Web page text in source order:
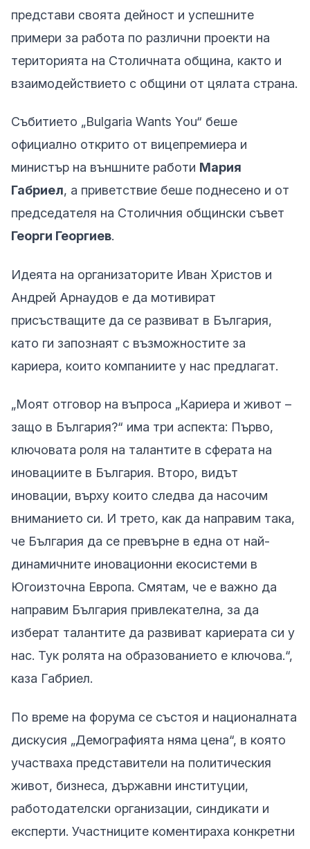
представи своята дейност и успешните
примери за работа по различни проекти на
територията на Столичната община, както и
взаимодействието с общини от цялата страна.
Събитието „Bulgaria Wants You“ беше
официално открито от вицепремиера и
министър на външните работи Мария
Габриел, а приветствие беше поднесено и от
председателя на Столичния общински съвет
Георги Георгиев.
Идеята на организаторите Иван Христов и
Андрей Арнаудов е да мотивират
присъстващите да се развиват в България,
като ги запознаят с възможностите за
кариера, които компаниите у нас предлагат.
„Моят отговор на въпроса „Кариера и живот –
защо в България?“ има три аспекта: Първо,
ключовата роля на талантите в сферата на
иновациите в България. Второ, видът
иновации, върху които следва да насочим
вниманието си. И трето, как да направим така,
че България да се превърне в една от най-
динамичните иновационни екосистеми в
Югоизточна Европа. Смятам, че е важно да
направим България привлекателна, за да
изберат талантите да развиват кариерата си у
нас. Тук ролята на образованието е ключова.“,
каза Габриел.
По време на форума се състоя и националната
дискусия „Демографията няма цена“, в която
участваха представители на политическия
живот, бизнеса, държавни институции,
работодателски организации, синдикати и
експерти. Участниците коментираха конкретни